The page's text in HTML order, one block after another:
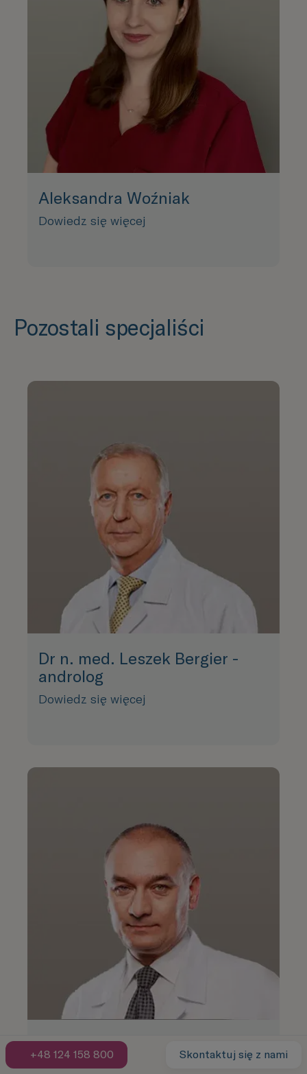
+48 124 158 800 Skontaktuj się z nami
Aleksandra Woźniak
Dowiedz się więcej
Pozostali specjaliści
Dr n. med. Leszek Bergier -
androlog
Dowiedz się więcej
Lek. Piotr Machota - radiolog
Dowiedz się więcej